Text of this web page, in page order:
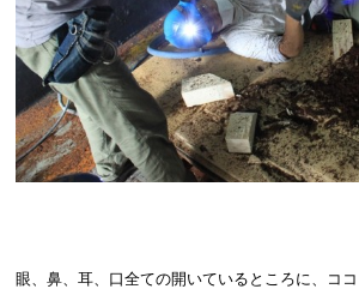
眼、鼻、耳、口全ての開いているところに、コ